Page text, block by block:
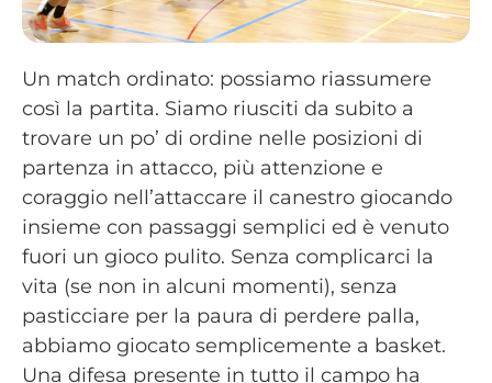
Un match ordinato: possiamo riassumere
così la partita. Siamo riusciti da subito a
trovare un po’ di ordine nelle posizioni di
partenza in attacco, più attenzione e
coraggio nell’attaccare il canestro giocando
insieme con passaggi semplici ed è venuto
fuori un gioco pulito. Senza complicarci la
vita (se non in alcuni momenti), senza
pasticciare per la paura di perdere palla,
abbiamo giocato semplicemente a basket.
Una difesa presente in tutto il campo ha